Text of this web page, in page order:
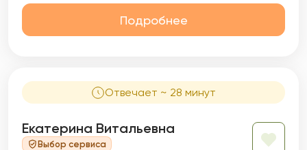
Подробнее
Отвечает ~ 28 минут
Екатерина Витальевна
Выбор сервиса